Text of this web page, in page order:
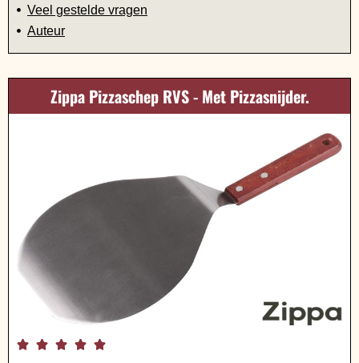
Veel gestelde vragen
Auteur
Zippa Pizzaschep RVS - Met Pizzasnijder.
    